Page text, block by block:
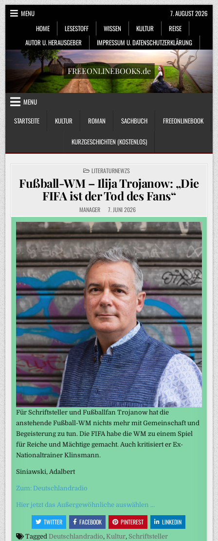
Skip
to
content
MENU
HOME
LESESTOFF WISSEN KULTUR
REISE
AUTOR U. HERAUSGEBER
IMPRESSUM U. DATENSCHUTZERKLÄRUNG
7. AUGUST 2026
FREEONLINEBOOKS.de
MENU
STARTSEITE
KULTUR ROMAN SACHBUCH FREEONLINEBOOK
KURZGESCHICHTEN (KOSTENLOS)
POSTED
IN
LITERATURNEWZS
Fußball-WM – Ilija Trojanow: „Die
FIFA ist der Tod des Fans“
MANAGER 7. JUNI 2026
Für Schriftsteller und Fußballfan Trojanow hat die
anstehende Fußball-WM nichts mehr mit Gemeinschaft und
Begeisterung zu tun. Die FIFA habe die WM zu einem Spiel
für Reiche und Mächtige gemacht. Auch kritisiert er Ex-
Nationaltrainer Klinsmann.
Siniawski, Adalbert
Zum: Deutschlandradio
Hier jetzt das Außergewöhnliche auswählen …
TWITTER FACEBOOK PINTEREST LINKEDIN
TaggedDeutschlandradio,Kultur, Schriftsteller